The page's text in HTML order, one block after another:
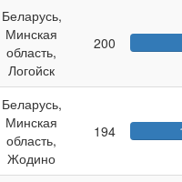
Беларусь,
Минская
область,
Логойск
200
Беларусь,
Минская
область,
Жодино
194